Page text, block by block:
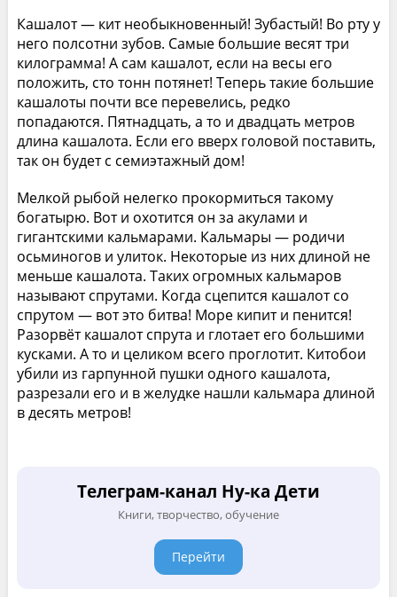
Кашалот — кит необыкновенный! Зубастый! Во рту у
него полсотни зубов. Самые большие весят три
килограмма! А сам кашалот, если на весы его
положить, сто тонн потянет! Теперь такие большие
кашалоты почти все перевелись, редко
попадаются. Пятнадцать, а то и двадцать метров
длина кашалота. Если его вверх головой поставить,
так он будет с семиэтажный дом!
Мелкой рыбой нелегко прокормиться такому
богатырю. Вот и охотится он за акулами и
гигантскими кальмарами. Кальмары — родичи
осьминогов и улиток. Некоторые из них длиной не
меньше кашалота. Таких огромных кальмаров
называют спрутами. Когда сцепится кашалот со
спрутом — вот это битва! Море кипит и пенится!
Разорвёт кашалот спрута и глотает его большими
кусками. А то и целиком всего проглотит. Китобои
убили из гарпунной пушки одного кашалота,
разрезали его и в желудке нашли кальмара длиной
в десять метров!
Телеграм-канал Ну-ка Дети
Книги, творчество, обучение
Перейти